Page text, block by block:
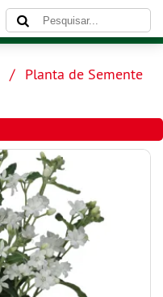
Planta de Semente